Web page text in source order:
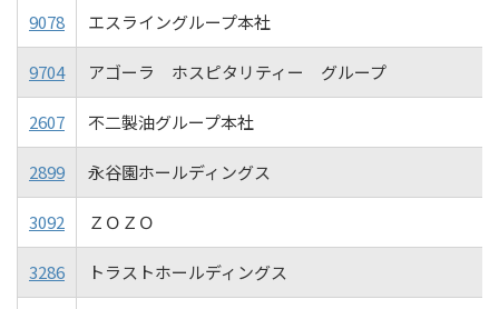
9078 エスライングループ本社
9704 アゴーラ ホスピタリティー グループ
2607 不二製油グループ本社
2899 永谷園ホールディングス
3092 ＺＯＺＯ
3286 トラストホールディングス